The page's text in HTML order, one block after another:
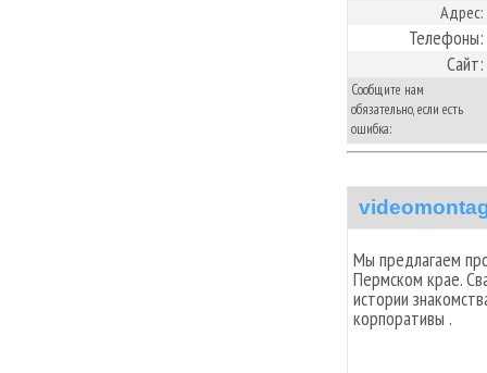
Адрес:
Телефоны:
Сайт:
Сообщите нам
обязательно, если есть
ошибка:
Мы предлагаем
Пермском крае.
истории
корпоративы .